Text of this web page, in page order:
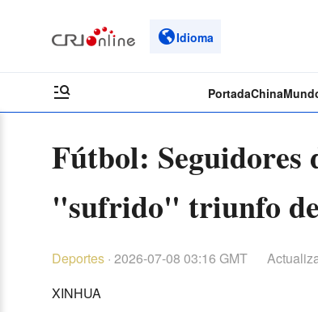
Idioma
PortadaChina
Fútbol: Seguidores
"sufrido" triunfo de
Deportes · 2026-07-08 03:16 GMT
XINHUA